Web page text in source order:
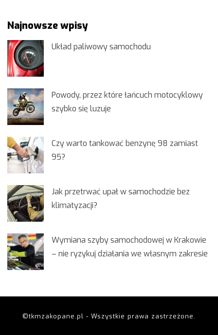
Najnowsze wpisy
Układ paliwowy samochodu
Powody, przez które łańcuch motocyklowy
szybko się luzuje
Czy warto tankować benzynę 98 zamiast
95?
Jak przetrwać upał w samochodzie bez
klimatyzacji?
Wymiana szyby samochodowej w Krakowie
– nie ryzykuj działania we własnym zakresie
©tkmzakopane.pl - Wszystkie prawa zastrzeżone.